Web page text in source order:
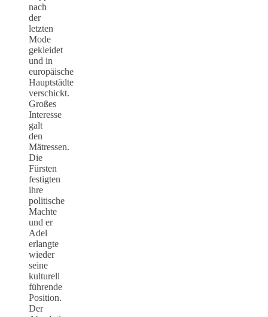
nach
der
letzten
Mode
gekleidet
und in
europäische
Hauptstädte
verschickt.
Großes
Interesse
galt
den
Mätressen.
Die
Fürsten
festigten
ihre
politische
Machte
und er
Adel
erlangte
wieder
seine
kulturell
führende
Position.
Der